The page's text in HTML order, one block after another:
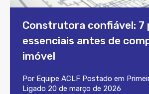
Construtora confiável: 7
essenciais antes de
imóvel
Por Equipe ACLF Postado em
Ligado 20 de março de 2026